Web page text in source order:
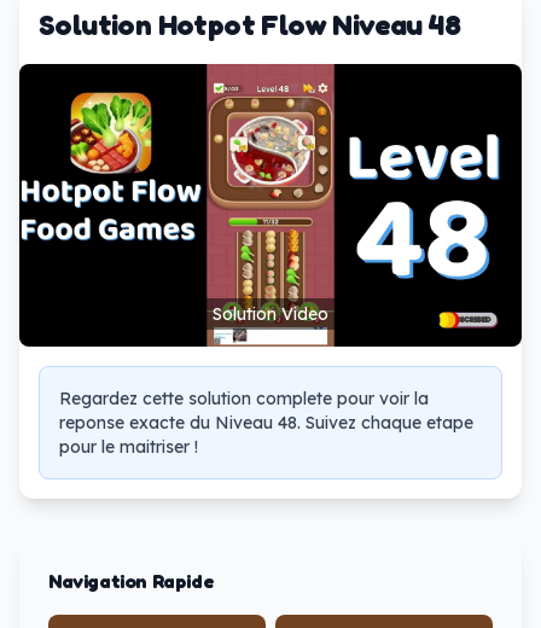
Solution Hotpot Flow Niveau 48
Solution Video
Regardez cette solution complete pour voir la
reponse exacte du Niveau 48. Suivez chaque etape
pour le maitriser !
Navigation Rapide